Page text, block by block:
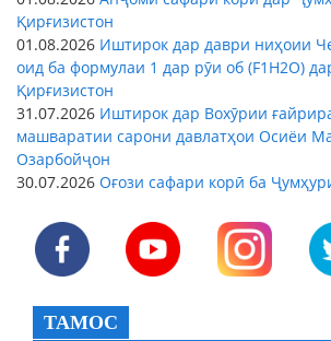
Қирғизистон
01.08.2026 Иштирок дар даври ниҳоии
оид ба формулаи 1 дар рӯи об (F1H2O)
Қирғизистон
31.07.2026 Иштирок дар Вохӯрии
машваратии сарони давлатҳои Осиёи
Озарбойҷон
30.07.2026 Оғози сафари корӣ ба
ТАМОС